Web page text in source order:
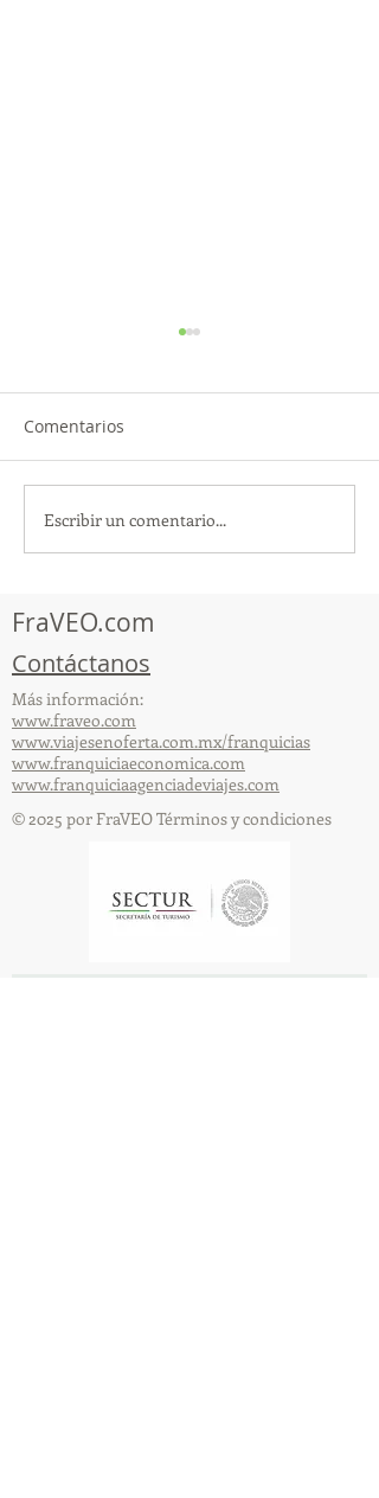
TourTravelynByFraveo
participó en la
Comentarios
Escribir un comentario...
FraVEO.com
Contáctanos
Más información:
www.fraveo.com
www.viajesenoferta.com.mx/franquicias
www.franquiciaeconomica.com
www.franquiciaagenciadeviajes.com
© 2025 por FraVEO Términos y condiciones